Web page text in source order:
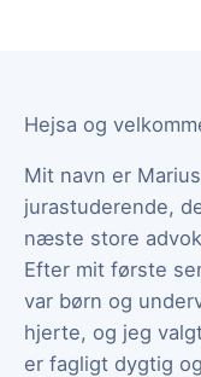
Hejsa og
Mit navn er
jurastuderende,
næste store
Efter mit første
var børn og
hjerte, og jeg
er fagligt dygtig